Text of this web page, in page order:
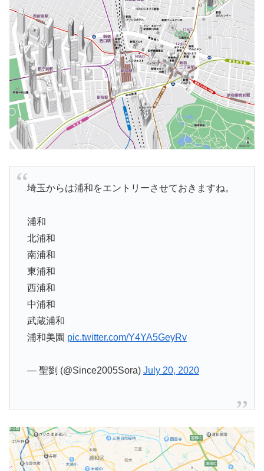
埼玉からは浦和をエントリーさせておきますね。
浦和
北浦和
南浦和
東浦和
西浦和
中浦和
武蔵浦和
浦和美園 pic.twitter.com/Y4YA5GeyRv
— 聖劉 (@Since2005Sora) July 20, 2020